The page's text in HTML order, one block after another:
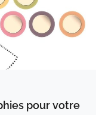
pour votre